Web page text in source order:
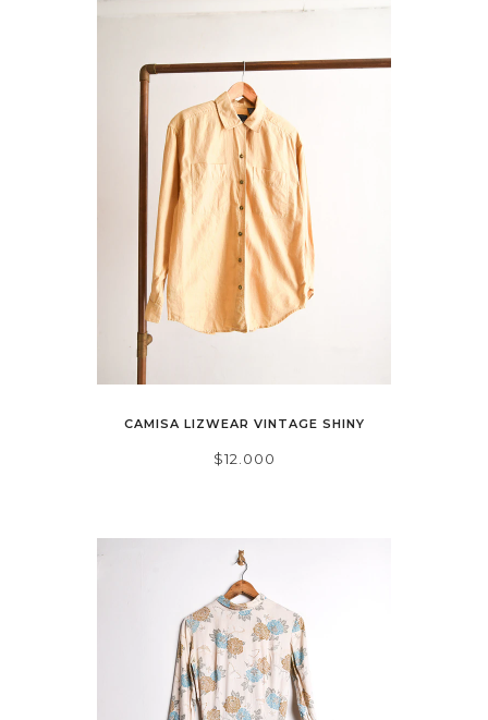
CAMISA LIZWEAR VINTAGE SHINY
$12.000